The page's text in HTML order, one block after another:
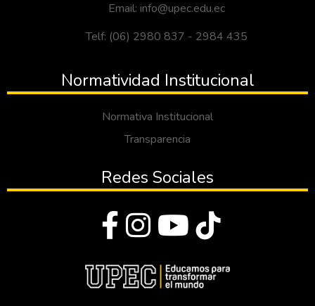
Email: info@upec.edu.ec
Telf: (06) 2980 837 - 2984 435
Normatividad Institucional
Normativa Institucional
Transparencia
Redes Sociales